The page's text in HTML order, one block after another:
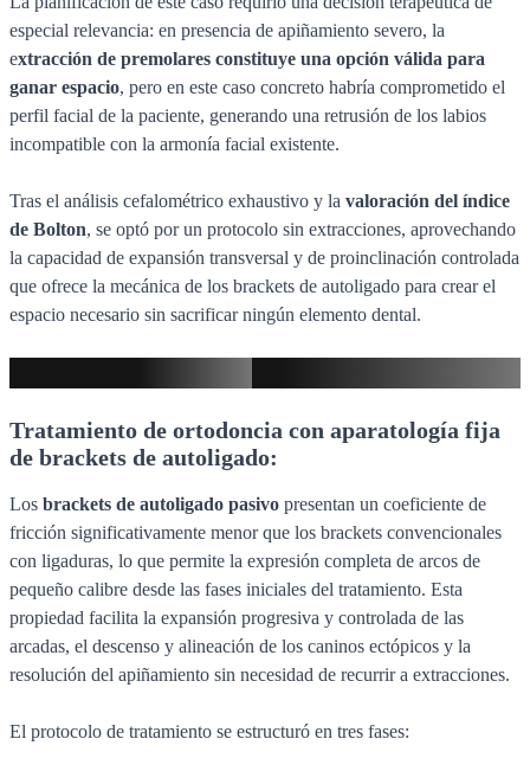
especial relevancia: en presencia de apiñamiento severo, la
extracción de premolares constituye una opción válida para
ganar espacio, pero en este caso concreto habría comprometido el
perfil facial de la paciente, generando una retrusión de los labios
incompatible con la armonía facial existente.
Tras el análisis cefalométrico exhaustivo y la valoración del índice
de Bolton, se optó por un protocolo sin extracciones, aprovechando
la capacidad de expansión transversal y de proinclinación controlada
que ofrece la mecánica de los brackets de autoligado para crear el
espacio necesario sin sacrificar ningún elemento dental.
Tratamiento de ortodoncia con aparatología fija
de brackets de autoligado:
Los brackets de autoligado pasivo presentan un coeficiente de
fricción significativamente menor que los brackets convencionales
con ligaduras, lo que permite la expresión completa de arcos de
pequeño calibre desde las fases iniciales del tratamiento. Esta
propiedad facilita la expansión progresiva y controlada de las
arcadas, el descenso y alineación de los caninos ectópicos y la
resolución del apiñamiento sin necesidad de recurrir a extracciones.
El protocolo de tratamiento se estructuró en tres fases: